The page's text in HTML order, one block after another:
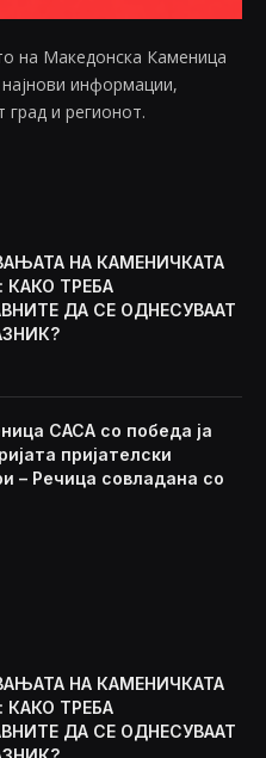
на Македонска Каменица
информации,
град и регионот.
НА КАМЕНИЧКАТА
КАКО ТРЕБА
ДА СЕ ОДНЕСУВААТ
САСА со победа ја
пријателски
– Речица совладана со
НА КАМЕНИЧКАТА
КАКО ТРЕБА
ДА СЕ ОДНЕСУВААТ